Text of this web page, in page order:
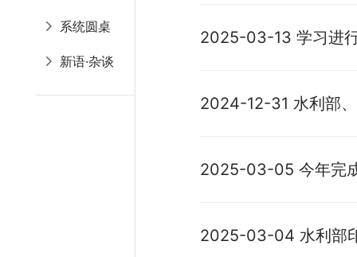
系统圆桌
新语·杂谈
2025-03-13 学习进
2024-12-31 水利部
2025-03-05 今年完
2025-03-04 水利部